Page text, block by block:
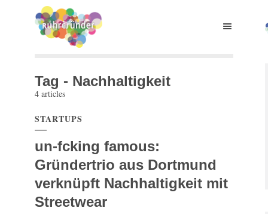
Tag - Nachhaltigkeit
4 articles
STARTUPS
un-fcking famous:
Gründertrio aus Dortmund
verknüpft Nachhaltigkeit mit
Streetwear